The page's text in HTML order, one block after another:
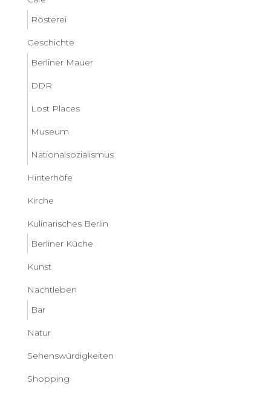
Rösterei
Geschichte
Berliner Mauer
DDR
Lost Places
Museum
Nationalsozialismus
Hinterhöfe
Kirche
Kulinarisches Berlin
Berliner Küche
Kunst
Nachtleben
Bar
Natur
Sehenswürdigkeiten
Shopping